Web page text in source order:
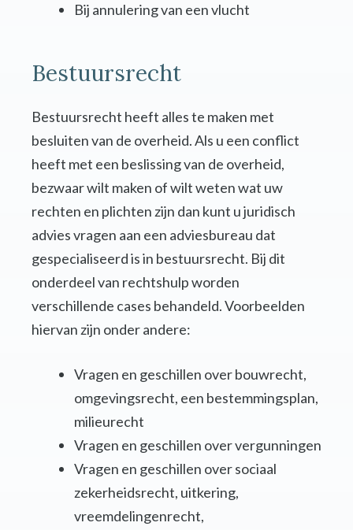
Bij annulering van een vlucht
Bestuursrecht
Bestuursrecht heeft alles te maken met
besluiten van de overheid. Als u een conflict
heeft met een beslissing van de overheid,
bezwaar wilt maken of wilt weten wat uw
rechten en plichten zijn dan kunt u juridisch
advies vragen aan een adviesbureau dat
gespecialiseerd is in bestuursrecht. Bij dit
onderdeel van rechtshulp worden
verschillende cases behandeld. Voorbeelden
hiervan zijn onder andere:
Vragen en geschillen over bouwrecht,
omgevingsrecht, een bestemmingsplan,
milieurecht
Vragen en geschillen over vergunningen
Vragen en geschillen over sociaal
zekerheidsrecht, uitkering,
vreemdelingenrecht,